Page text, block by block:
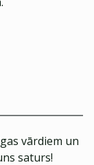
vārdiem un
saturs!